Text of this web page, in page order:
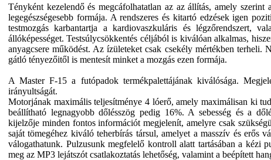
Tényként kezelendő és megcáfolhatatlan az az állítás, amely
legegészségesebb formája. A rendszeres és kitartó edzések igen
testmozgás karbantartja a kardiovaszkuláris és légzőrendszert,
állóképességet. Testsúlycsökkentés céljából is kiválóan alkalmas,
anyagcsere működést. Az ízületeket csak csekély mértékben terheli.
gátló tényezőitől is mentesít minket a mozgás ezen formája.
A Master F-15 a futópadok termékpalettájának kiválósága.
irányultságát.
Motorjának maximális teljesítménye 4 lóerő, amely maximálisan ki
beállítható legnagyobb dőlésszög pedig 16%. A sebesség és a
kijelzője minden fontos információt megjelenít, amelyre csak
saját tömegéhez kiváló teherbírás társul, amelyet a masszív és erős
válogathatunk. Pulzusunk megfelelő kontroll alatt tartásában a kézi
meg az MP3 lejátszót csatlakoztatás lehetőség, valamint a beépített